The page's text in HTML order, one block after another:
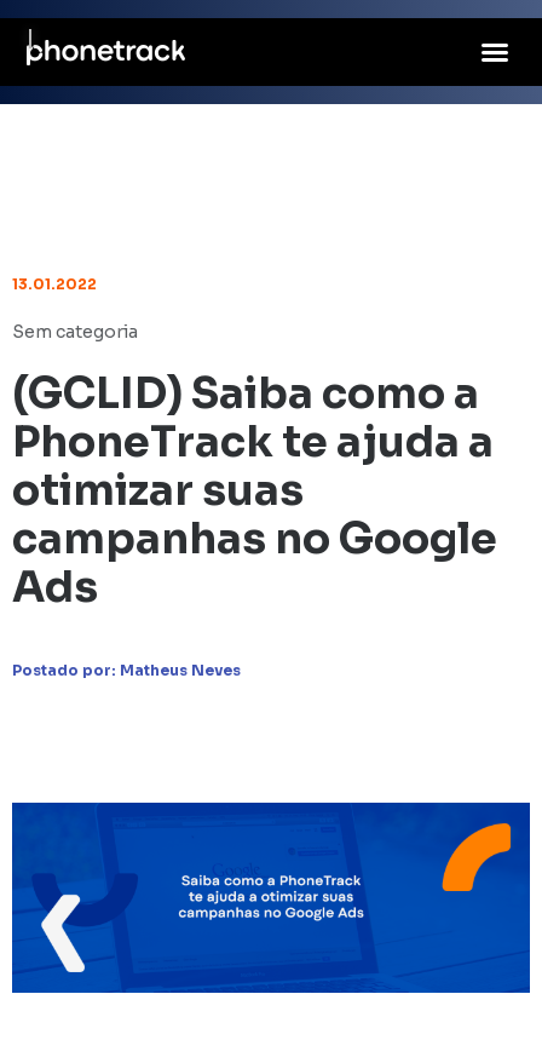
13.01.2022
Sem categoria
(GCLID) Saiba como a
PhoneTrack te ajuda a
otimizar suas
campanhas no Google
Ads
Postado por: Matheus Neves